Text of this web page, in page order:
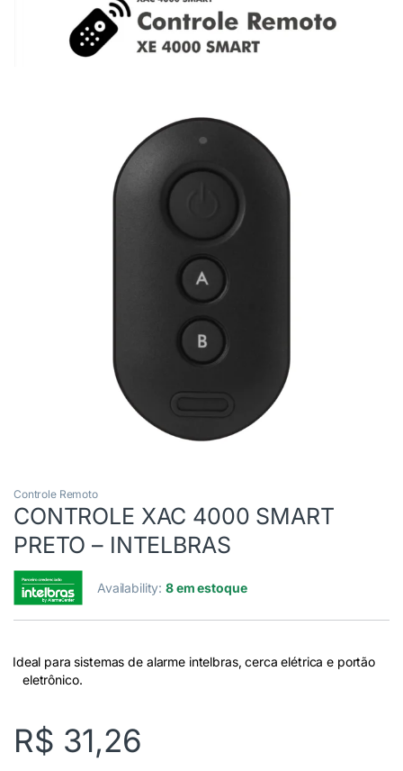
Controle Remoto
CONTROLE XAC 4000 SMART
PRETO – INTELBRAS
Availability:8 em estoque
Ideal para sistemas de alarme intelbras, cerca elétrica e portão
eletrônico.
R$ 31,26